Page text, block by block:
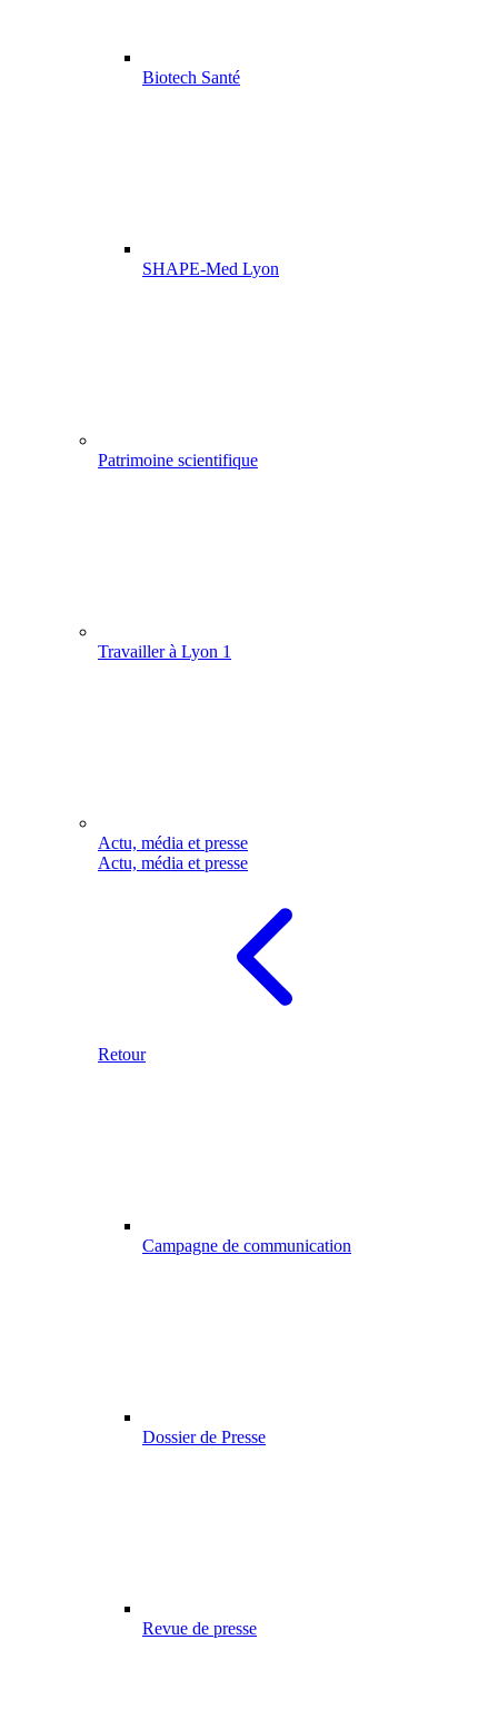
Biotech Santé
SHAPE-Med Lyon
Patrimoine scientifique
Travailler à Lyon 1
Actu, média et presse
Actu, média et presse
Retour
Campagne de communication
Dossier de Presse
Revue de presse